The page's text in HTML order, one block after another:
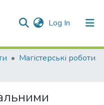
Log In (current)
Магістерські роботи